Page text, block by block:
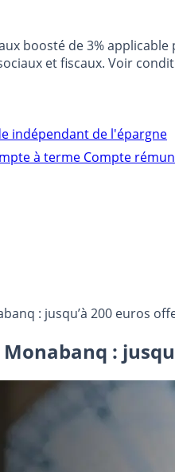
boosté de 3%
et fiscaux. Voir
indépendant de l'épargne
à terme Compte
: jusqu’à 200 euros
: